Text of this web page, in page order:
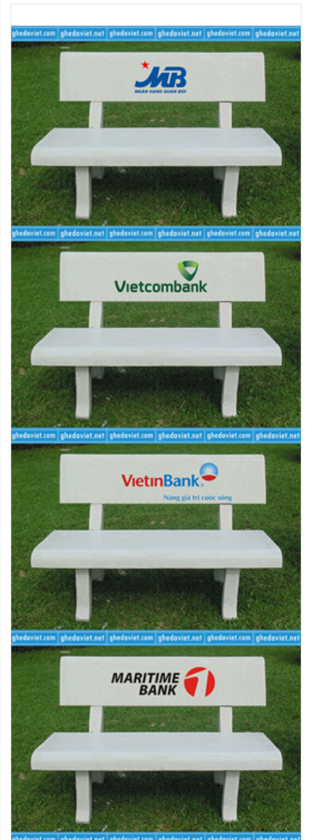
chụp ảnh sản phẩm gửi về hộp thư của chúng tôi để
được chúng tôi hỗ trợ các bước tiếp theo như đổi/trả
hàng hoặc gửi sản phẩm còn thiếu đến quý khách…
Sau 48h kể từ ngày quý khách nhận hàng, chúng tôi có
quyền từ chối hỗ trợ cho những khiếu nại theo nội dung
như trên.
2.2. Hàng giao bị lỗi
Khi quý khách gặp trục trặc với sản phẩm đặt mua của
chúng tôi, vui lòng thực hiện các bước sau đây:
- Bước 1: Kiểm tra lại sự nguyên vẹn của sản phẩm,
chụp lại ảnh sản phẩm xuất hiện lỗi
- Bước 2: Quý khách liên hệ với trung tâm chăm sóc
khách hàng của chúng tôi để được xác nhận
- Bước 3: Trong vòng 30 ngày kể từ ngày nhận hàng,
nếu quý khách được xác nhận từ trung tâm chăm sóc
khách hàng rằng sản phẩm bị lỗi kỹ thuật, quý khách vui
lòng truy cập ngay Hướng dẫn đổi trả hàng để bắt đầu
quy trình đổi trả hàng
3. Phương thức hoàn tiền
Tùy theo lí do hoàn trả sản phẩm kết quả đánh giá chất
lượng tại kho, chúng tôi sẽ có những phương thức hoàn
tiền với chi tiết như sau:
- Hoàn tiền bằng mã tiền điện tử dùng để mua sản
phẩm mới
- Đổi sản phẩm mới cùng loại
- Chuyển khoản qua ngân hàng theo thông tin của quý
khách cung cấp
- Riêng đối với các đơn hàng thanh toán qua thẻ tín
dụng quốc tế, chúng tôi sẽ áp dụng hình thức hoàn tiền
vào tài khoản thanh toán của chủ thẻ
- Hoàn tiền mặt trực tiếp tại văn phòng
Mọi chi tiết hoặc thắc mắc quý khách vui lòng liên hệ với
chúng tôi qua số điện thoại hỗ trợ hoặc để lại lời nhắn
tại website. Xin chân thành cảm ơn.